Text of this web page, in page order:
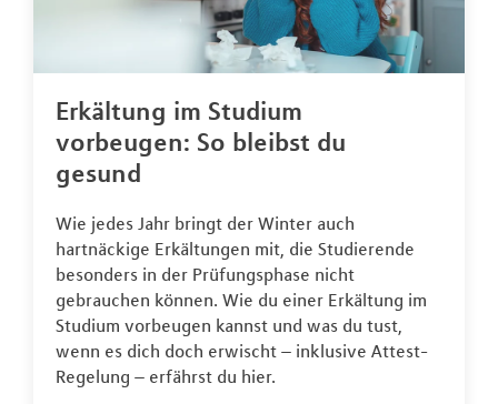
Erkältung im Studium
vorbeugen: So bleibst du
gesund
Wie jedes Jahr bringt der Winter auch
hartnäckige Erkältungen mit, die Studierende
besonders in der Prüfungsphase nicht
gebrauchen können. Wie du einer Erkältung im
Studium vorbeugen kannst und was du tust,
wenn es dich doch erwischt – inklusive Attest-
Regelung – erfährst du hier.